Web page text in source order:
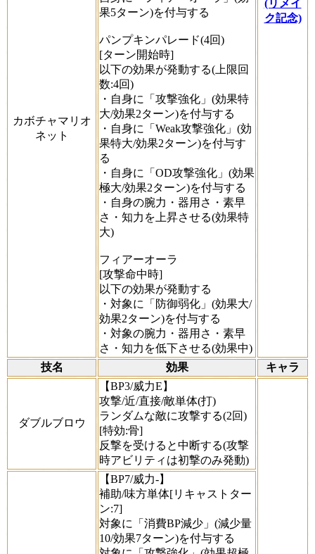
(リメイ
ク記念)
カボチャマリオ
ネット
果5ターン)を付与する
パンプキンパレード(4回)
[ターン開始時]
以下の効果が発動する(上限回
数:4回)
・自身に「攻撃強化」(効果特
大/効果2ターン)を付与する
・自身に「Weak攻撃強化」(効
果特大/効果2ターン)を付与す
る
・自身に「OD攻撃強化」(効果
極大/効果2ターン)を付与する
・自身の腕力・器用さ・素早
さ・知力を上昇させる(効果特
大)
フィアーオーラ
[攻撃命中時]
以下の効果が発動する
・対象に「防御弱化」(効果大/
効果2ターン)を付与する
・対象の腕力・器用さ・素早
さ・知力を低下させる(効果中)
技名
効果 キャラ
ダブルブロウ
【BP3/威力E】
攻撃/近/直接/敵単体(打)
ランダムな敵に攻撃する(2回)
[特効:骨]
反撃を受けると中断する(攻撃
時アビリティは初撃のみ発動)
【BP7/威力-】
補助/味方単体[リキャストター
ン:7]
対象に「消費BP減少」(減少量
10/効果7ターン)を付与する